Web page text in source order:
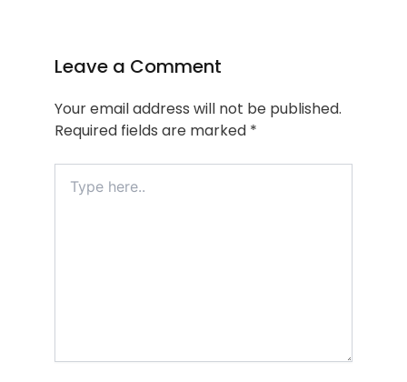
Leave a Comment
Your email address will not be published.
Required fields are marked *
here..